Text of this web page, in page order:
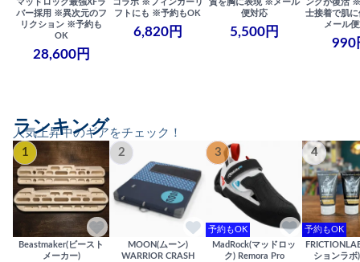
マッドロック最強XFラ
バー採用 ※異次元のフ
リクション ※予約も
OK
28,600円
コラボ ※フィンガーリ
フトにも ※予約もOK
6,820円
質を胸に表現 ※メール
便対応
5,500円
ングが復活
士接着で肌
メール
990
人気上昇中のギアをチェック！
ランキング
1
Beastmaker(ビースト
メーカー)
2
MOON(ムーン)
WARRIOR CRASH
3
予約もOK
MadRock(マッドロッ
ク) Remora Pro
4
予約もOK
ションラボ